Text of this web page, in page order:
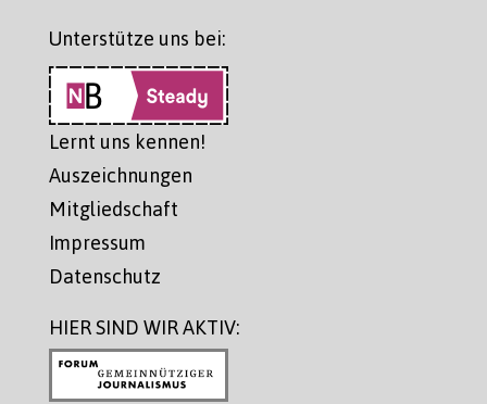
Unterstütze uns bei:
Lernt uns kennen!
Auszeichnungen
Mitgliedschaft
Impressum
Datenschutz
HIER SIND WIR AKTIV: